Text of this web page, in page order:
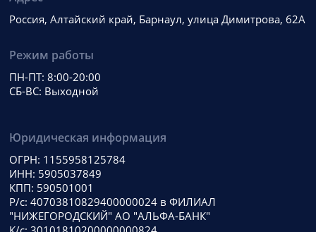
Россия, Алтайский край, Барнаул, улица Димитрова, 62А
Режим работы
ПН-ПТ: 8:00-20:00
СБ-ВС: Выходной
Юридическая информация
ОГРН: 1155958125784
ИНН: 5905037849
КПП: 590501001
Р/с: 40703810829400000024 в ФИЛИАЛ
"НИЖЕГОРОДСКИЙ" АО "АЛЬФА-БАНК"